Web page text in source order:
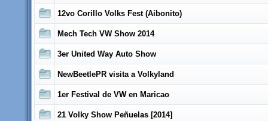
12vo Corillo Volks Fest (Aibonito)
Mech Tech VW Show 2014
3er United Way Auto Show
NewBeetlePR visita a Volkyland
1er Festival de VW en Maricao
21 Volky Show Peñuelas [2014]